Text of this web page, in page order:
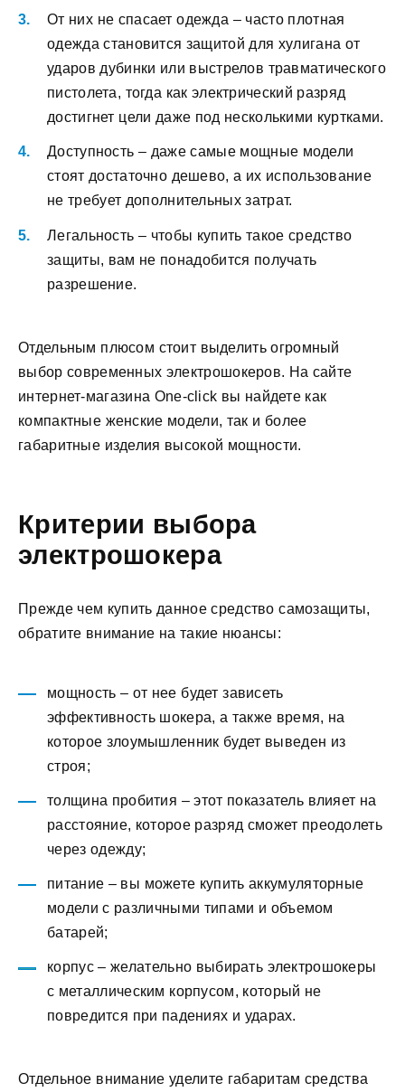
От них не спасает одежда – часто плотная
одежда становится защитой для хулигана от
ударов дубинки или выстрелов травматического
пистолета, тогда как электрический разряд
достигнет цели даже под несколькими куртками.
Доступность – даже самые мощные модели
стоят достаточно дешево, а их использование
не требует дополнительных затрат.
Легальность – чтобы купить такое средство
защиты, вам не понадобится получать
разрешение.
Отдельным плюсом стоит выделить огромный
выбор современных электрошокеров. На сайте
интернет-магазина One-click вы найдете как
компактные женские модели, так и более
габаритные изделия высокой мощности.
Критерии выбора
электрошокера
Прежде чем купить данное средство самозащиты,
обратите внимание на такие нюансы:
мощность – от нее будет зависеть
эффективность шокера, а также время, на
которое злоумышленник будет выведен из
строя;
толщина пробития – этот показатель влияет на
расстояние, которое разряд сможет преодолеть
через одежду;
питание – вы можете купить аккумуляторные
модели с различными типами и объемом
батарей;
корпус – желательно выбирать электрошокеры
с металлическим корпусом, который не
повредится при падениях и ударах.
Отдельное внимание уделите габаритам средства